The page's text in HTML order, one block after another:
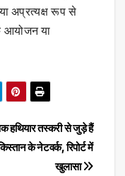
अप्रत्यक्ष रूप से
आयोजन या
हथियार तस्करी से जुड़े हैं
के नेटवर्क, रिपोर्ट में
खुलासा